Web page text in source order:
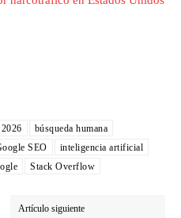
búsqueda humana
SEO
inteligencia artificial
Stack Overflow
Artículo siguiente